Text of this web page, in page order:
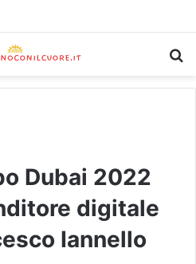
Dubai 2022
digitale
Iannello